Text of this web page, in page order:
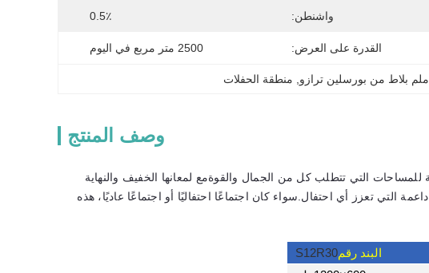
واشنطن: 0.5٪
القدرة على العرض: 2500 متر مربع في اليوم
منطقة الحفلات
وصف المنتج
التي تتطلب كل من الجمال والقوةمع لمعانها الخفيف والنهاية
التي تعزز أي احتفال.سواء كان اجتماعًا احتفاليًا أو اجتماعًا عاديًا، هذه
البند رقمS12R30